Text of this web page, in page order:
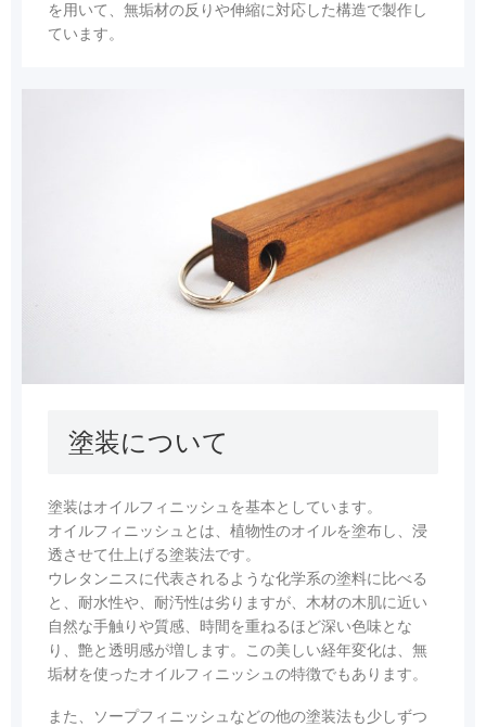
を用いて、無垢材の反りや伸縮に対応した構造で製作し
ています。
塗装について
塗装はオイルフィニッシュを基本としています。
オイルフィニッシュとは、植物性のオイルを塗布し、浸
透させて仕上げる塗装法です。
ウレタンニスに代表されるような化学系の塗料に比べる
と、耐水性や、耐汚性は劣りますが、木材の木肌に近い
自然な手触りや質感、時間を重ねるほど深い色味とな
り、艶と透明感が増します。この美しい経年変化は、無
垢材を使ったオイルフィニッシュの特徴でもあります。
また、ソープフィニッシュなどの他の塗装法も少しずつ